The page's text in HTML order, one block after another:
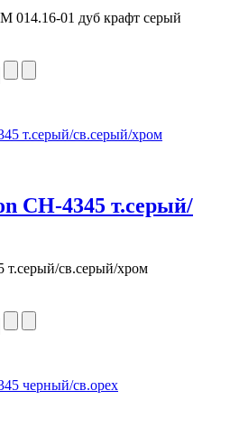
01 дуб крафт серый
CH-4345 т.серый/
т.серый/св.серый/хром